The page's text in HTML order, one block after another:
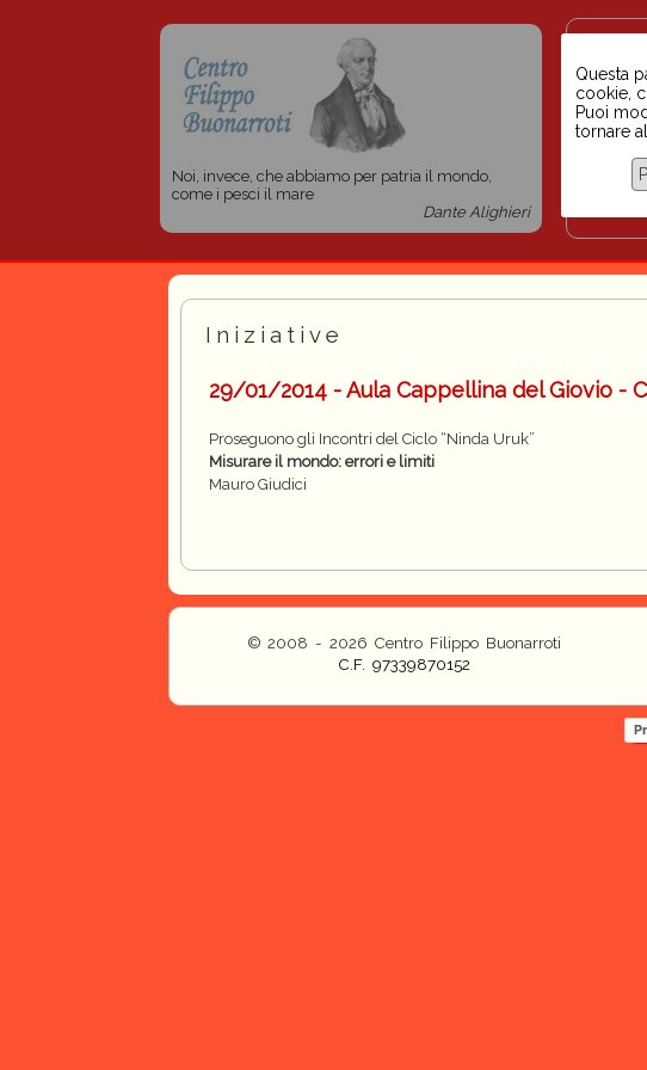
Noi, invece, che abbiamo per patria il mondo,
come i pesci il mare
Dante Alighieri
Questa
cookie,
Puoi
tornare
Iniziative
29/01/2014 - Aula Cappellina del Giovio -
Proseguono gli Incontri del Ciclo “Ninda Uruk”
Misurare il mondo: errori e limiti
Mauro Giudici
© 2008 - 2026 Centro Filippo Buonarroti
C.F. 97339870152